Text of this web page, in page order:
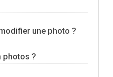
une photo ?
photos ?